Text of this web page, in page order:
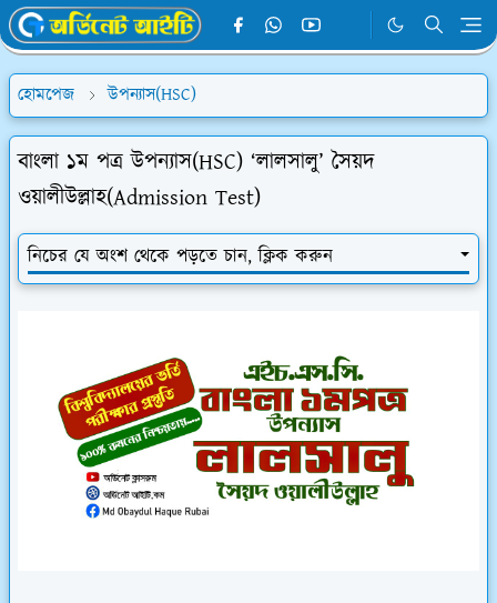
হোমপেজ উপন্যাস(HSC)
বাংলা ১ম পত্র উপন্যাস(HSC) ‘লালসালু’ সৈয়দ
ওয়ালীউল্লাহ(Admission Test)
নিচের যে অংশ থেকে পড়তে চান, ক্লিক করুন